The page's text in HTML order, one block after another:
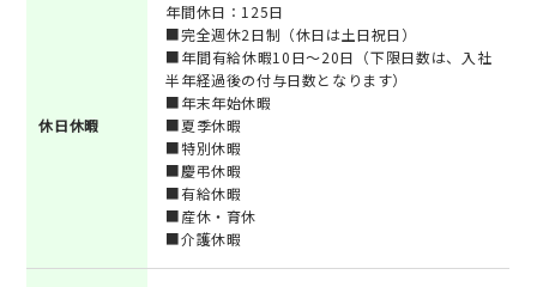
休日休暇
年間休日：125日
■完全週休2日制（休日は土日祝日）
■年間有給休暇10日～20日（下限日数は、入社
半年経過後の付与日数となります）
■年末年始休暇
■夏季休暇
■特別休暇
■慶弔休暇
■有給休暇
■産休・育休
■介護休暇